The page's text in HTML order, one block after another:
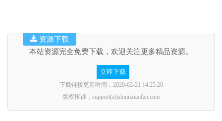
本站资源完全免费下载，欢迎关注更多精品资源。
立即下载
下载链接更新时间：2020-02-21 14:25:20
版权投诉：support(at)shujuxiaofan.com
资源下载